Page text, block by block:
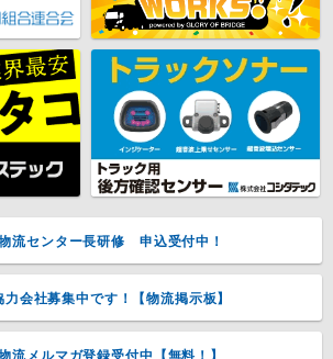
流センター長研修 申込受付中！
力会社募集中です！【物流掲示板】